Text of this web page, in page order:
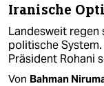
Iranische
Landesweit regen
politische
Präsident Rohani
Von Bahman